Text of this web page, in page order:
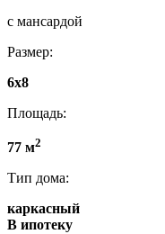
с мансардой
Размер:
6x8
Площадь:
77 м2
Тип дома:
каркасный
В ипотеку